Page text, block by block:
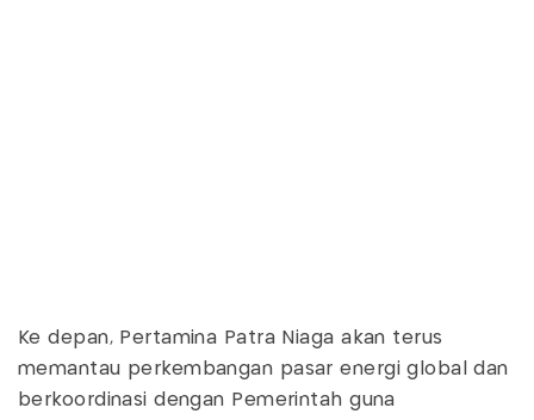
Ke depan, Pertamina Patra Niaga akan terus
memantau perkembangan pasar energi global dan
berkoordinasi dengan Pemerintah guna